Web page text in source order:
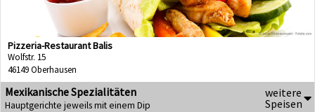
Pizzeria-Restaurant Balis
Wolfstr. 15
46149 Oberhausen
Mexikanische Spezialitäten
Hauptgerichte jeweils mit einem Dip
weitere
Speisen